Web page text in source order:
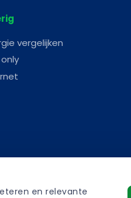
en relevante
vergelijken